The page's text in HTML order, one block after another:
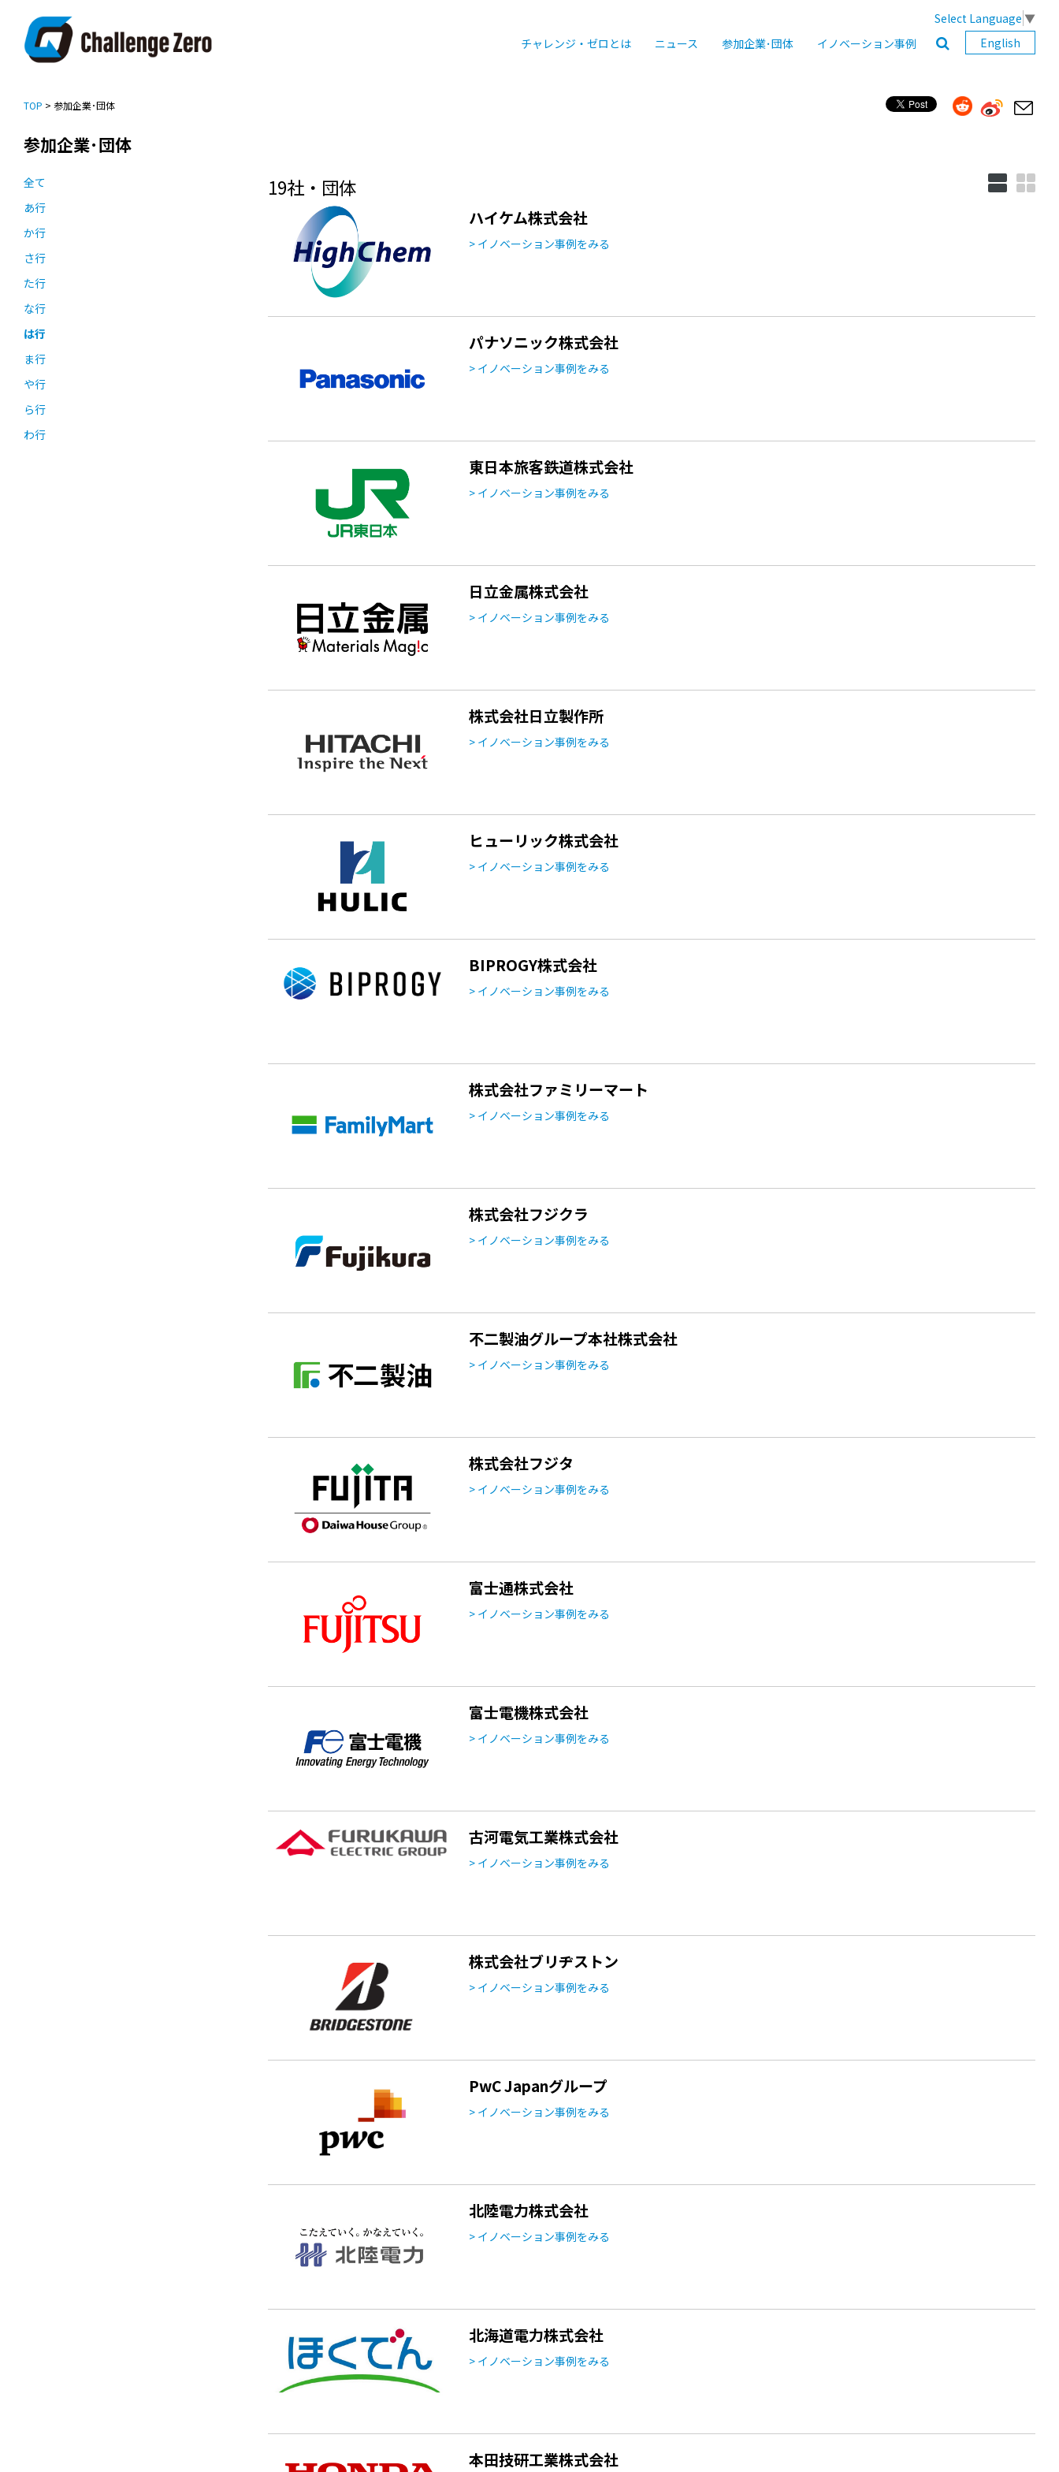
Select Language ▼
チャレンジ・ゼロとは
ニュース 参加企業･団体 イノベーション事例 English
TOP > 参加企業･団体
参加企業･団体
全て
あ行
か行
さ行
た行
な行
は行
ま行
や行
ら行
わ行
19社・団体
ハイケム株式会社
> イノベーション事例をみる
パナソニック株式会社
> イノベーション事例をみる
東日本旅客鉄道株式会社
> イノベーション事例をみる
日立金属株式会社
> イノベーション事例をみる
株式会社日立製作所
> イノベーション事例をみる
ヒューリック株式会社
> イノベーション事例をみる
BIPROGY株式会社
> イノベーション事例をみる
株式会社ファミリーマート
> イノベーション事例をみる
株式会社フジクラ
> イノベーション事例をみる
不二製油グループ本社株式会社
> イノベーション事例をみる
株式会社フジタ
> イノベーション事例をみる
富士通株式会社
> イノベーション事例をみる
富士電機株式会社
> イノベーション事例をみる
古河電気工業株式会社
> イノベーション事例をみる
株式会社ブリヂストン
> イノベーション事例をみる
PwC Japanグループ
> イノベーション事例をみる
北陸電力株式会社
> イノベーション事例をみる
北海道電力株式会社
> イノベーション事例をみる
本田技研工業株式会社